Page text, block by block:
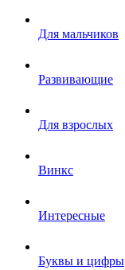
Для мальчиков
Развивающие
Для взрослых
Винкс
Интересные
Буквы и цифры